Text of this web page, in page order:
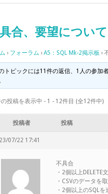
合、要望について
› フォーラム › A5：SQL Mk-2掲示板 ›
トピックには11件の返信、1人の参加
投稿を表示中 - 1 - 12件目 (全12件中)
投稿者 投稿
07/22 17:41
不具合
・2個以上DELETE
・CSVのデータを
・2個以上のSQL